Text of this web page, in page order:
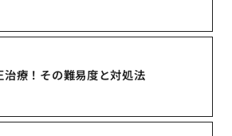
療！その難易度と対処法